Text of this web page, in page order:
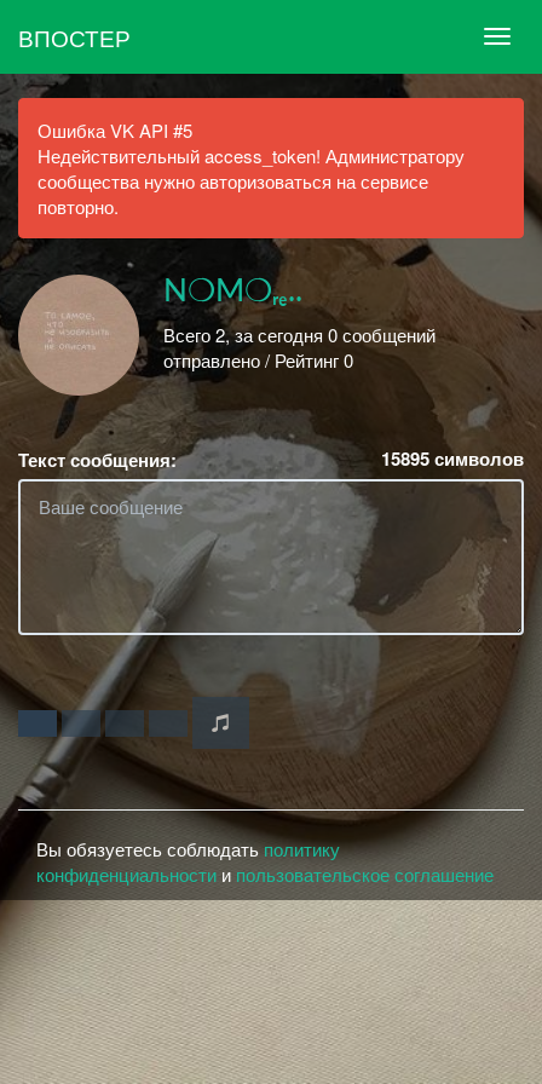
ВПОСТЕР
Ошибка VK API #5
Недействительный access_token! Администратору
сообщества нужно авторизоваться на сервисе
повторно.
N❍M❍ᵣₑ..
Всего 2, за сегодня 0 сообщений
отправлено / Рейтинг 0
Текст сообщения: 15895символов
Вы обязуетесь соблюдатьполитику
конфиденциальности и пользовательское соглашение